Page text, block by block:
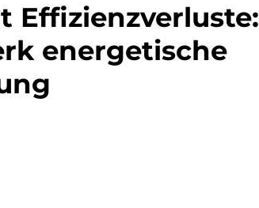
Effizienzverluste:
energetische